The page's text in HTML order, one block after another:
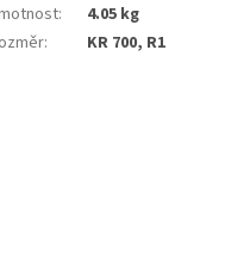
:
4.05 kg
: KR 700, R1